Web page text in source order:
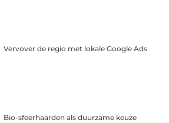
Vervover de regio met lokale Google Ads
Bio-sfeerhaarden als duurzame keuze